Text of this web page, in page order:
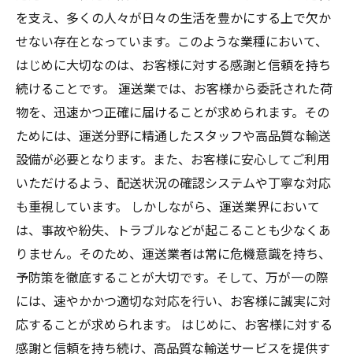
を支え、多くの人々が日々の生活を豊かにする上で欠か
せない存在となっています。このような業種において、
はじめに大切なのは、お客様に対する感謝と信頼を持ち
続けることです。 運送業では、お客様から委託された荷
物を、迅速かつ正確に届けることが求められます。その
ためには、運送分野に精通したスタッフや高品質な輸送
設備が必要となります。また、お客様に安心してご利用
いただけるよう、配送状況の確認システムや丁寧な対応
も重視しています。 しかしながら、運送業界において
は、事故や紛失、トラブルなどが起こることも少なくあ
りません。そのため、運送業者は常に危機意識を持ち、
予防策を徹底することが大切です。そして、万が一の際
には、速やかかつ適切な対応を行い、お客様に誠実に対
応することが求められます。 はじめに、お客様に対する
感謝と信頼を持ち続け、高品質な輸送サービスを提供す